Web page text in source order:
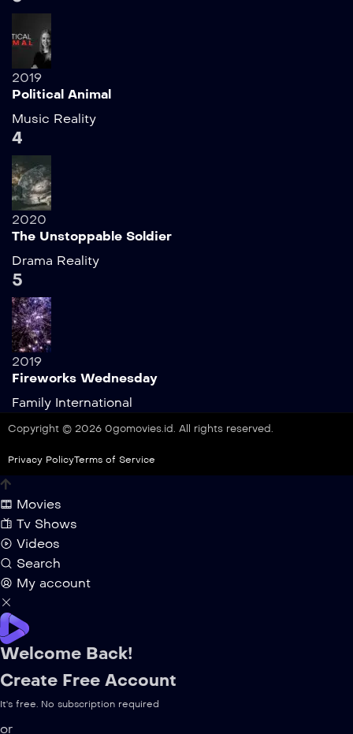
2019
Political Animal
Music Reality
4
2020
The Unstoppable Soldier
Drama Reality
5
2019
Fireworks Wednesday
Family International
Copyright © 2026 0gomovies.id. All rights reserved.
Privacy PolicyTerms of Service
Movies
Tv Shows
Videos
Search
My account
Welcome Back!
Create Free Account
It's free. No subscription required
or